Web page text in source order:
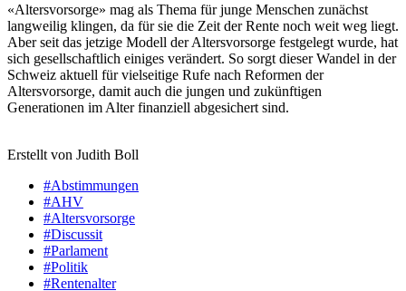
«Altersvorsorge» mag als Thema für junge Menschen zunächst
langweilig klingen, da für sie die Zeit der Rente noch weit weg liegt.
Aber seit das jetzige Modell der Altersvorsorge festgelegt wurde, hat
sich gesellschaftlich einiges verändert. So sorgt dieser Wandel in der
Schweiz aktuell für vielseitige Rufe nach Reformen der
Altersvorsorge, damit auch die jungen und zukünftigen
Generationen im Alter finanziell abgesichert sind.
Erstellt von Judith Boll
#Abstimmungen
#AHV
#Altersvorsorge
#Discussit
#Parlament
#Politik
#Rentenalter